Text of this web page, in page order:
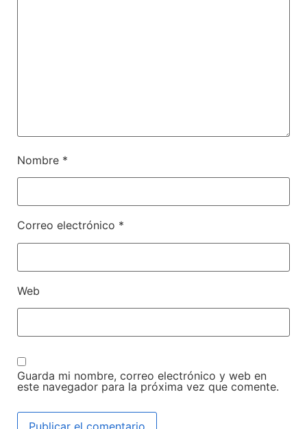
Nombre *
Correo electrónico *
Web
Guarda mi nombre, correo electrónico y web en
este navegador para la próxima vez que comente.